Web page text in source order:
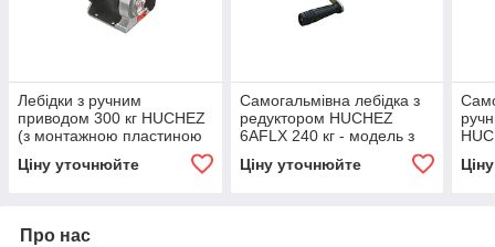
Лебідки з ручним
приводом 300 кг HUCHEZ
(з монтажною пластиною
Ціну уточнюйте
Самогальмівна лебідка з
редуктором HUCHEZ
6AFLX 240 кг - модель з
Ціну уточнюйте
Про нас